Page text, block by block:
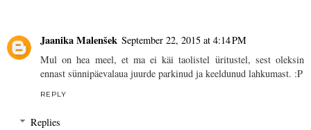
Jaanika Malenšek September 22, 2015 at 4:14 PM
Mul on hea meel, et ma ei käi taolistel üritustel, sest oleksin
ennast sünnipäevalaua juurde parkinud ja keeldunud lahkumast. :P
REPLY
Replies